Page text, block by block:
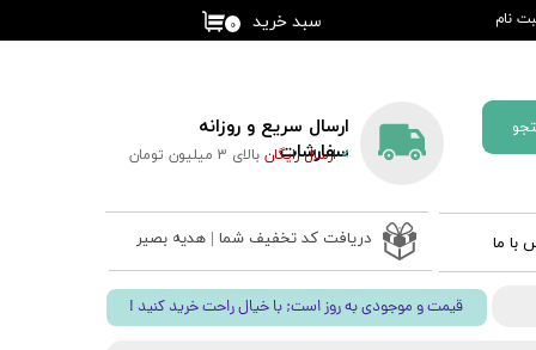
ارسال سریع و روزانه
سفارشات
>ارسال رایگانبالای 3 میلیون تومان
نام
واژه
۰ سبد خرید
نفیس
قلم بصیر
با ما دریافت کد تخفیف شما | هدیه بصیر
! قیمت و موجودی به روز است; با خیال راحت خرید کنید